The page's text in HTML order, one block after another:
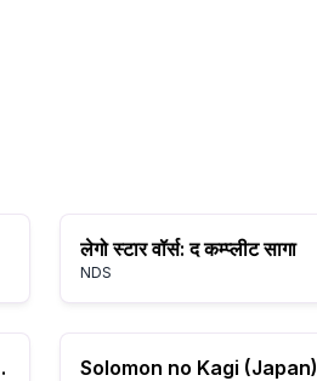
लेगो स्टार वॉर्स: द कम्प्लीट सागा
NDS
(Europe) Solomon no Kagi (Japan)